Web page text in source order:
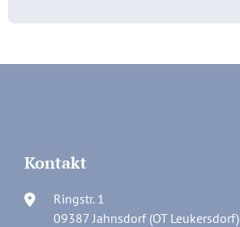
Kontakt
Ringstr. 1
09387 Jahnsdorf (OT Leukersdorf)